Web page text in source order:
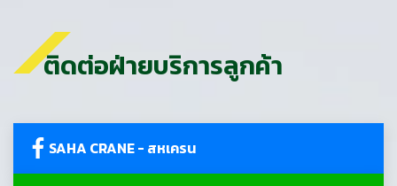
ติดต่อฝ่ายบริการลูกค้า
SAHA CRANE - สหเครน